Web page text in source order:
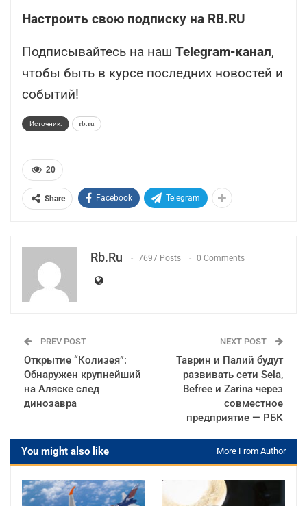
Настроить свою подписку на RB.RU
Подписывайтесь на наш Telegram-канал,
чтобы быть в курсе последних новостей и
событий!
Источник: rb.ru
20
Share Facebook Telegram
Rb.ru 7697 Posts 0 Comments
PREV POST
Открытие “Колизея”:
Обнаружен крупнейший
на Аляске след
динозавра
NEXT POST
Таврин и Палий будут
развивать сети Sela,
Befree и Zarina через
совместное
предприятие — РБК
You might also like More From Author